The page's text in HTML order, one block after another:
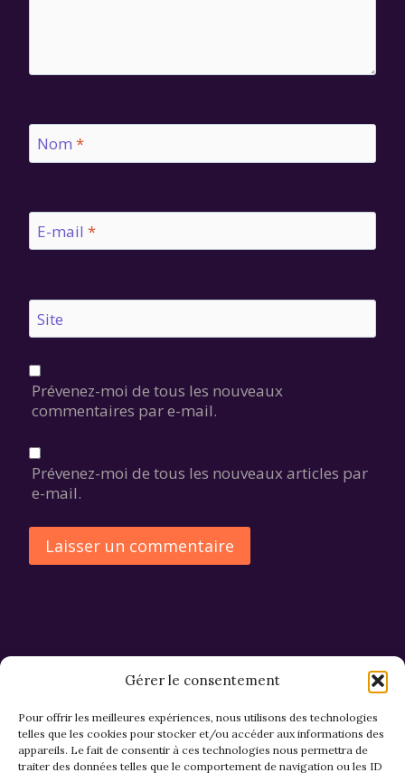
Gérer le consentement
Pour offrir les meilleures expériences, nous utilisons des technologies
telles que les cookies pour stocker et/ou accéder aux informations des
appareils. Le fait de consentir à ces technologies nous permettra de
traiter des données telles que le comportement de navigation ou les ID
Nom *
E-mail *
Site
Prévenez-moi de tous les nouveaux
commentaires par e-mail.
Prévenez-moi de tous les nouveaux articles par
e-mail.
CGV et Retours